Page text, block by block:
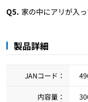
Q5. 家の中にアリが入
製品詳細
JANコード：
内容量：